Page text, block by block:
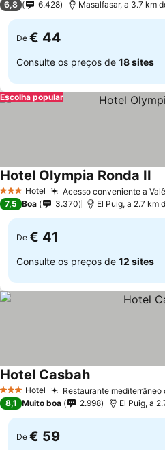
6,8 6.428 Masalfasar, a 3.7 km
De € 44
Consulte os preços de 18 sites
Escolha popular
3 EstrelasHotel Acesso conveniente a
Hotel Olympia Ronda II
7,5 Boa 3.370 El Puig, a 2.7 km
De € 41
Consulte os preços de 12 sites
3 EstrelasHotel Restaurante mediterrâneo
Hotel Casbah
8,1 Muito boa 2.998 El Puig, a
De € 59